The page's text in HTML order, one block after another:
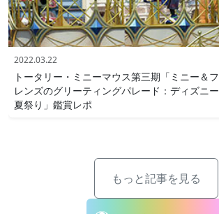
2022.03.22
トータリー・ミニーマウス第三期「ミニー＆フ
レンズのグリーティングパレード：ディズニー
夏祭り」鑑賞レポ
もっと記事を見る